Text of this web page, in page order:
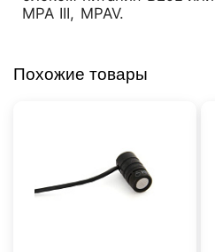
MPA III, MPAV.
Похожие товары